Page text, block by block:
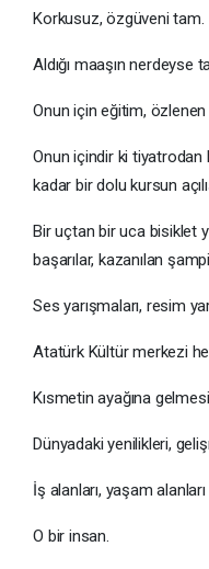
Korkusuz, özgüveni tam.
Aldığı maaşın
Onun için eğitim,
Onun içindir ki
kadar bir dolu kursun
Bir uçtan bir uca bisiklet
başarılar, kazanılan
Ses yarışmaları, resim
Atatürk Kültür merkezi her
Kısmetin ayağına
Dünyadaki yenilikleri,
İş alanları, yaşam
O bir insan.